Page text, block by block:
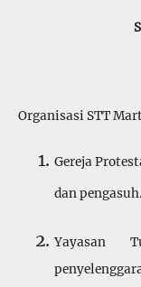
Organisasi STT
Gereja
dan pengasuh.
Yayasan